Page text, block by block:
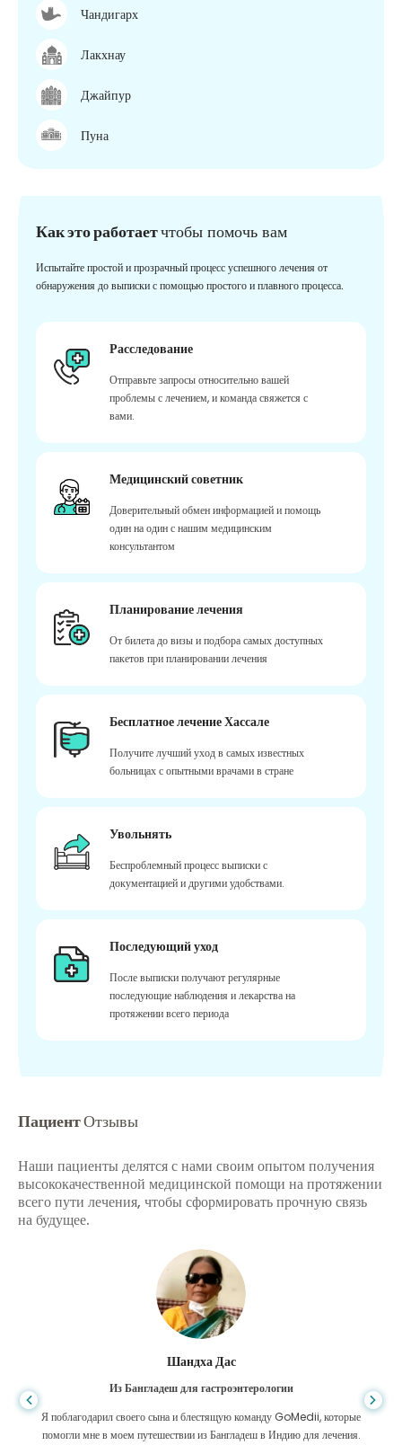
Чандигарх
Лакхнау
Джайпур
Пуна
Как это работаетчтобы помочь вам
Испытайте простой и прозрачный процесс успешного лечения от
обнаружения до выписки с помощью простого и плавного процесса.
Расследование
Отправьте запросы относительно вашей
проблемы с лечением, и команда свяжется с
вами.
Медицинский советник
Доверительный обмен информацией и помощь
один на один с нашим медицинским
консультантом
Планирование лечения
От билета до визы и подбора самых доступных
пакетов при планировании лечения
Бесплатное лечение Хассале
Получите лучший уход в самых известных
больницах с опытными врачами в стране
Увольнять
Беспроблемный процесс выписки с
документацией и другими удобствами.
Последующий уход
После выписки получают регулярные
последующие наблюдения и лекарства на
протяжении всего периода
ПациентОтзывы
Наши пациенты делятся с нами своим опытом получения
высококачественной медицинской помощи на протяжении
всего пути лечения, чтобы сформировать прочную связь
на будущее.
Шандха Дас
Из Бангладеш для гастроэнтерологии
Я поблагодарил своего сына и блестящую команду GoMedii, которые
помогли мне в моем путешествии из Бангладеш в Индию для лечения.